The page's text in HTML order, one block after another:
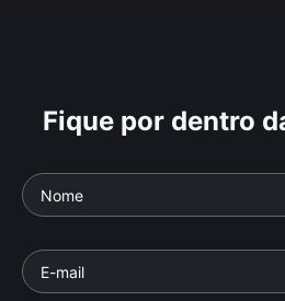
Fique por dentro